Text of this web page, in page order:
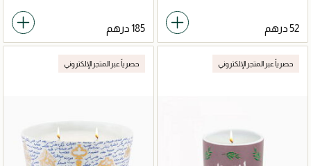
حصرياً عبر المتجر الإلكتروني حصرياً عبر المتجر الإلكتروني